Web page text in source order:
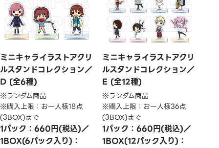
ミニキャライラストアクリ
ルスタンドコレクション／
D (全6種)
※ランダム商品
※購入上限：お一人様18点
(3BOX)まで
1パック：660円(税込)／
1BOX(6パック入り)：
ミニキャライラストアクリ
ルスタンドコレクション／
E (全12種)
※ランダム商品
※購入上限：お一人様36点
(3BOX)まで
1パック：660円(税込)／
1BOX(12パック入り)：